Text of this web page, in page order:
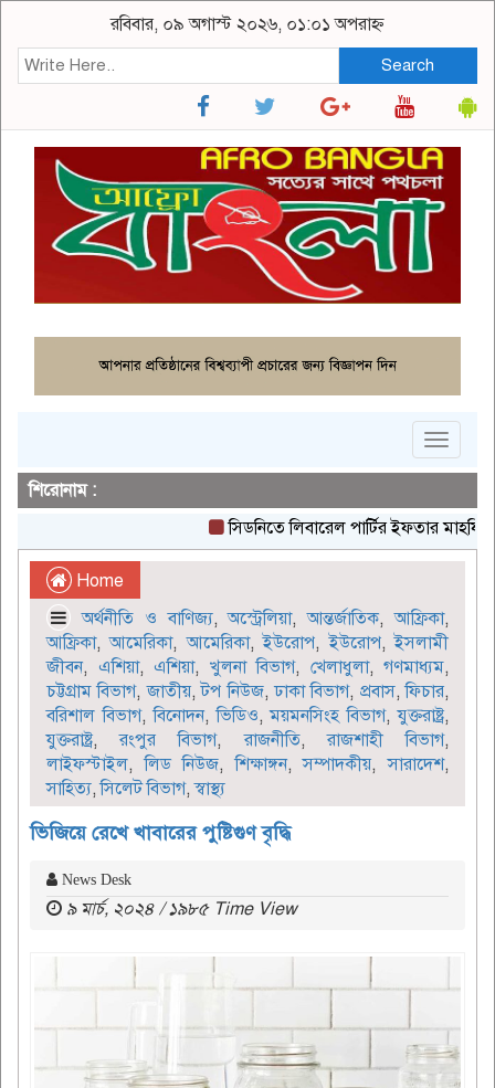
রবিবার, ০৯ অগাস্ট ২০২৬, ০১:০১ অপরাহ্ন
Search
Toggle
শিরোনাম :
সিডনিতে লিবারেল পার্টির ইফতার মাহফিল
Home
অর্থনীতি ও বাণিজ্য,অস্ট্রেলিয়া,আন্তর্জাতিক,আফ্রিকা,
আফ্রিকা,আমেরিকা,আমেরিকা,ইউরোপ,ইউরোপ,ইসলামী
জীবন, এশিয়া, এশিয়া, খুলনা বিভাগ, খেলাধুলা, গণমাধ্যম,
চট্টগ্রাম বিভাগ,জাতীয়,টপ নিউজ,ঢাকা বিভাগ, প্রবাস,ফিচার,
বরিশাল বিভাগ,বিনোদন,ভিডিও,ময়মনসিংহ বিভাগ,যুক্তরাষ্ট্র,
যুক্তরাষ্ট্র,রংপুর বিভাগ,রাজনীতি,রাজশাহী বিভাগ,
লাইফস্টাইল,লিড নিউজ,শিক্ষাঙ্গন,সম্পাদকীয়,সারাদেশ,
সাহিত্য,সিলেট বিভাগ,স্বাস্থ্য
ভিজিয়ে রেখে খাবারের পুষ্টিগুণ বৃদ্ধি
News Desk
৯ মার্চ, ২০২৪ / ১৯৮৫ Time View